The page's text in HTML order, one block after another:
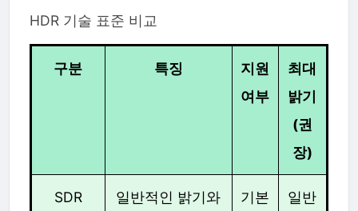
HDR 기술 표준 비교
구분 특징
지원
여부
최대
밝기
(권
장)
SDR
일반적인 밝기와
기본
일반